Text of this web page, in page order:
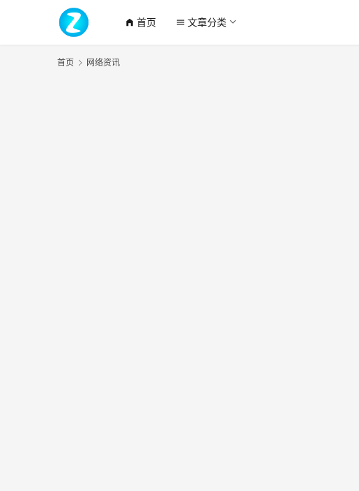
home_filled 首页 menu 文章分类
首页 网络资讯